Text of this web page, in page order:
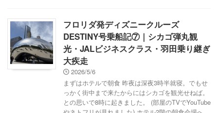
フロリダ発ディズニークルーズ
DESTINY号乗船記⑦｜シカゴ弾丸観
光・JALビジネスクラス・羽田乗り継ぎ
大疾走
2026/5/6
まずはホテルで朝食 昨夜は深夜3時半就寝。でもせ
っかく街中まで来たからにはシカゴを観光せねば。
との思いで8時に起きました。 (部屋のTVでYouTube